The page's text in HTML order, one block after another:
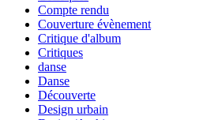
Compte rendu
Couverture évènement
Critique d'album
Critiques
danse
Danse
Découverte
Design urbain